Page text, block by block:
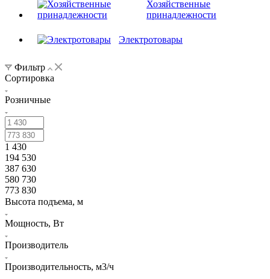
Хозяйственные
принадлежности
Электротовары
Фильтр
Сортировка
Розничные
1 430
194 530
387 630
580 730
773 830
Высота подъема, м
Мощность, Вт
Производитель
Производительность, м3/ч